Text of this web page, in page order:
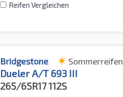
Reifen Vergleichen
Bridgestone Sommerreifen
Dueler A/T 693 III
265/65R17112S